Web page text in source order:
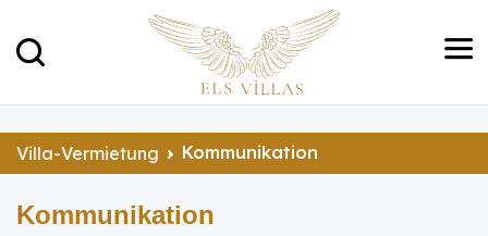
Villa-Vermietung Kommunikation
Kommunikation